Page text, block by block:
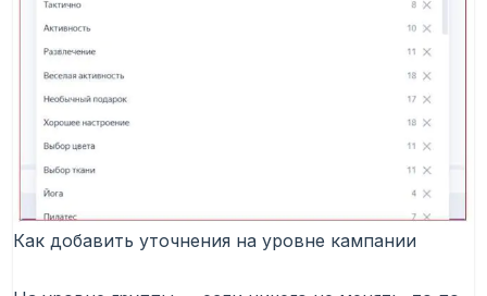
Как добавить уточнения на уровне кампании